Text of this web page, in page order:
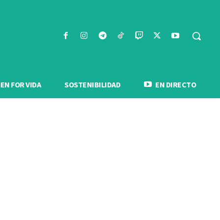
FOR VIDA SOSTENIBILIDAD EN DIRECTO